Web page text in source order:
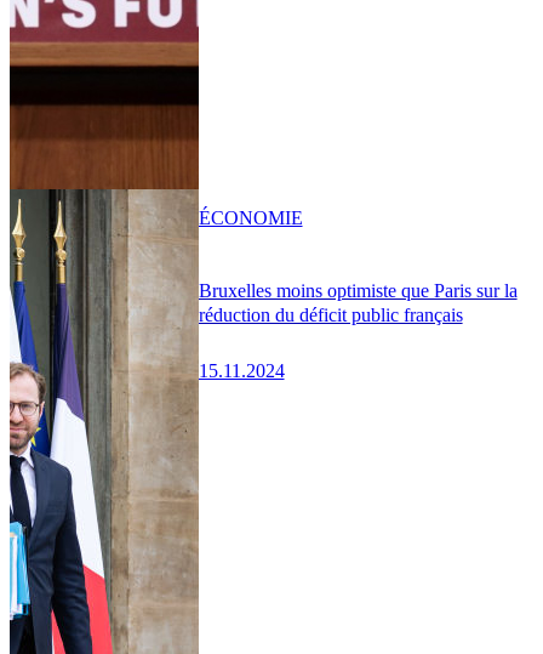
Bruxelles moins optimiste que Paris sur la
réduction du déficit public français
15.11.2024
ÉCONOMIE